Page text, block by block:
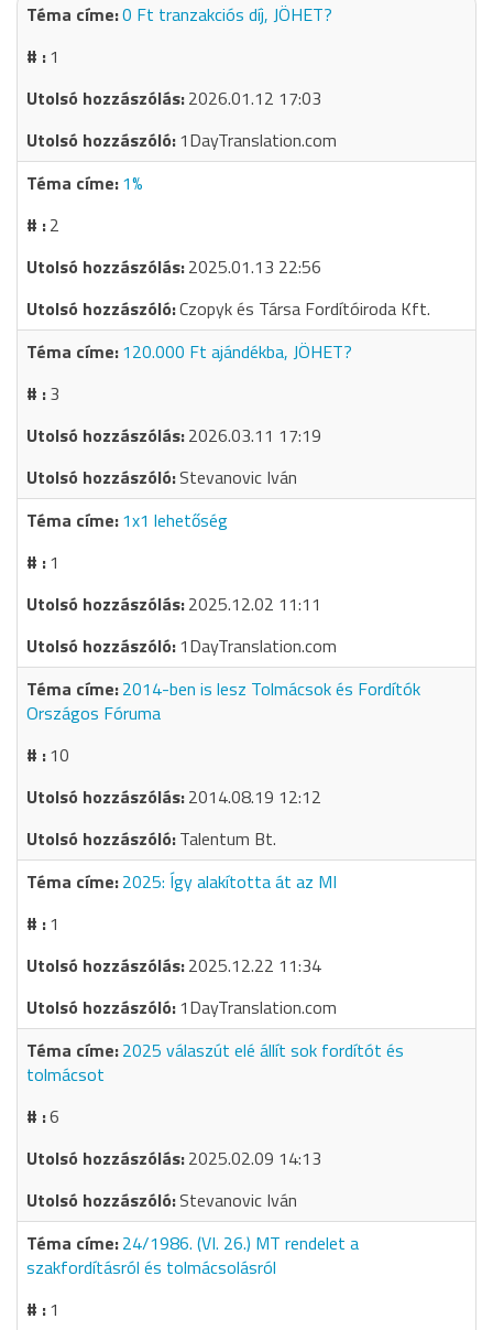
0 Ft tranzakciós díj, JÖHET?
1
2026.01.12 17:03
1DayTranslation.com
1%
2
2025.01.13 22:56
Czopyk és Társa Fordítóiroda Kft.
120.000 Ft ajándékba, JÖHET?
3
2026.03.11 17:19
Stevanovic Iván
1x1 lehetőség
1
2025.12.02 11:11
1DayTranslation.com
2014-ben is lesz Tolmácsok és Fordítók
Országos Fóruma
10
2014.08.19 12:12
Talentum Bt.
2025: Így alakította át az MI
1
2025.12.22 11:34
1DayTranslation.com
2025 válaszút elé állít sok fordítót és
tolmácsot
6
2025.02.09 14:13
Stevanovic Iván
24/1986. (VI. 26.) MT rendelet a
szakfordításról és tolmácsolásról
1